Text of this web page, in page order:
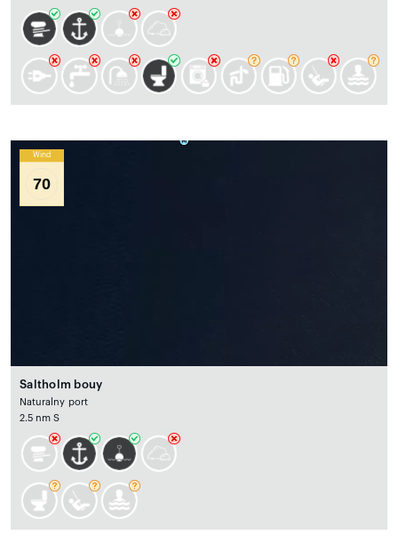
Wind
70
Saltholm bouy
Naturalny port
2.5 nm S